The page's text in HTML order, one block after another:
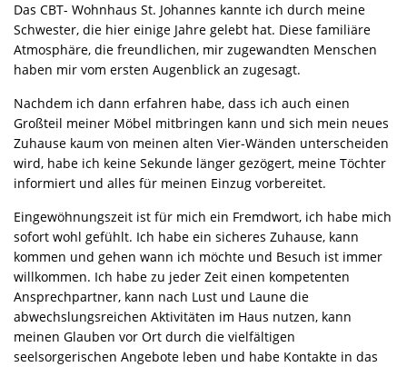
Das CBT- Wohnhaus St. Johannes kannte ich durch meine
Schwester, die hier einige Jahre gelebt hat. Diese familiäre
Atmosphäre, die freundlichen, mir zugewandten Menschen
haben mir vom ersten Augenblick an zugesagt.
Nachdem ich dann erfahren habe, dass ich auch einen
Großteil meiner Möbel mitbringen kann und sich mein neues
Zuhause kaum von meinen alten Vier-Wänden unterscheiden
wird, habe ich keine Sekunde länger gezögert, meine Töchter
informiert und alles für meinen Einzug vorbereitet.
Eingewöhnungszeit ist für mich ein Fremdwort, ich habe mich
sofort wohl gefühlt. Ich habe ein sicheres Zuhause, kann
kommen und gehen wann ich möchte und Besuch ist immer
willkommen. Ich habe zu jeder Zeit einen kompetenten
Ansprechpartner, kann nach Lust und Laune die
abwechslungsreichen Aktivitäten im Haus nutzen, kann
meinen Glauben vor Ort durch die vielfältigen
seelsorgerischen Angebote leben und habe Kontakte in das